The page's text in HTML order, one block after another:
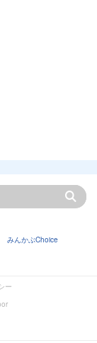
みんかぶChoice
ー